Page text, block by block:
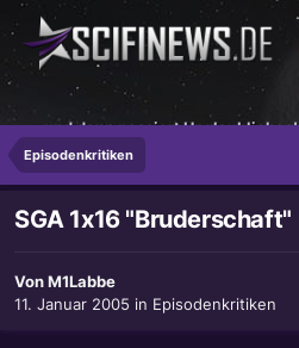
...und dann passiert Unglaubliches!
Episodenkritiken
SGA 1x16 "Bruderschaft"
VonM1Labbe
11. Januar 2005 in Episodenkritiken